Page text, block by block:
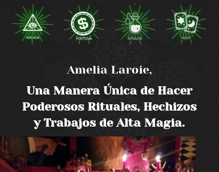
Amelia Laroie,
Una Manera Única de Hacer
Poderosos Rituales, Hechizos
y Trabajos de Alta Magia.